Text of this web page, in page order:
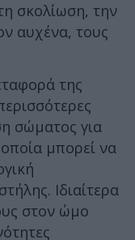
σκολίωση, την
αυχένα, τους
της
σώματος για
μπορεί να
Ιδιαίτερα
στον ώμο